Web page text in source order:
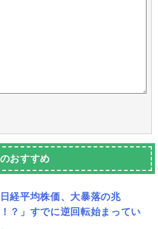
おすすめ
日経平均株価、大暴落の兆
？」すでに逆回転始まってい